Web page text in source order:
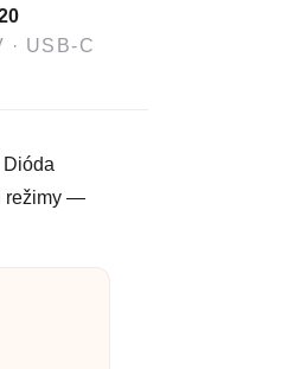
· USB-C
Dióda
režimy —